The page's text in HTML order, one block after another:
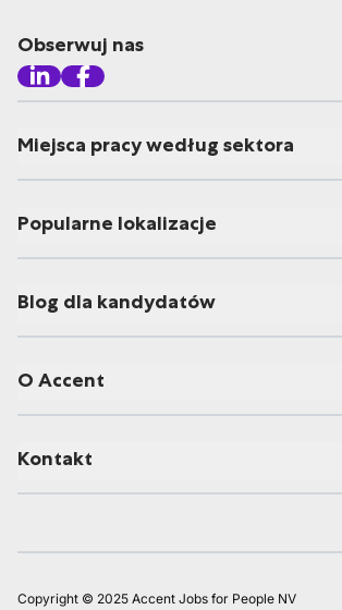
Obserwuj nas
Miejsca pracy według sektora
Popularne lokalizacje
Blog dla kandydatów
O Accent
Kontakt
Copyright © 2025 Accent Jobs for People NV